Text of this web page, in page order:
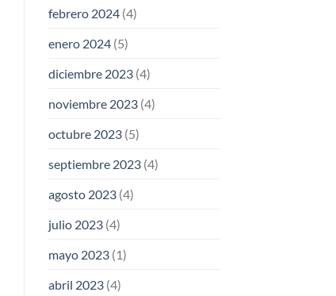
febrero 2024(4)
enero 2024(5)
diciembre 2023(4)
noviembre 2023(4)
octubre 2023(5)
septiembre 2023(4)
agosto 2023(4)
julio 2023(4)
mayo 2023(1)
abril 2023(4)